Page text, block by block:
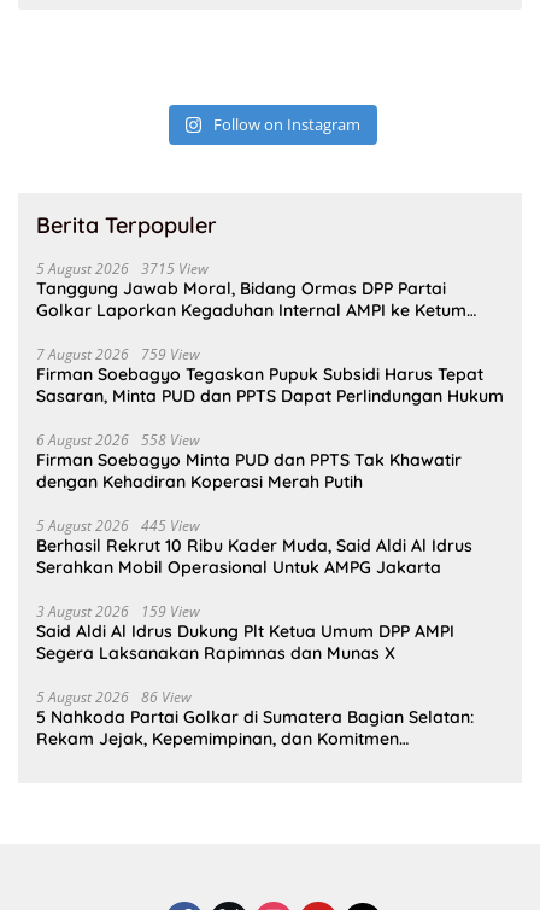
Follow on Instagram
Berita Terpopuler
5 August 2026 3715 View
Tanggung Jawab Moral, Bidang Ormas DPP Partai
Golkar Laporkan Kegaduhan Internal AMPI ke Ketum
7 August 2026 759 View
Firman Soebagyo Tegaskan Pupuk Subsidi Harus Tepat
Sasaran, Minta PUD dan PPTS Dapat Perlindungan Hukum
6 August 2026 558 View
Firman Soebagyo Minta PUD dan PPTS Tak Khawatir
dengan Kehadiran Koperasi Merah Putih
5 August 2026 445 View
Berhasil Rekrut 10 Ribu Kader Muda, Said Aldi Al Idrus
Serahkan Mobil Operasional Untuk AMPG Jakarta
3 August 2026 159 View
Said Aldi Al Idrus Dukung Plt Ketua Umum DPP AMPI
Segera Laksanakan Rapimnas dan Munas X
5 August 2026 86 View
5 Nahkoda Partai Golkar di Sumatera Bagian Selatan:
Rekam Jejak, Kepemimpinan, dan Komitmen